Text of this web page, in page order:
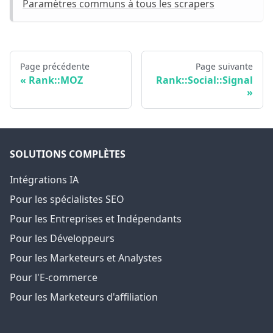
Paramètres communs à tous les scrapers
Page précédente
Rank::MOZ
Page suivante
Rank::Social::Signal
SOLUTIONS COMPLÈTES
Intégrations IA
Pour les spécialistes SEO
Pour les Entreprises et Indépendants
Pour les Développeurs
Pour les Marketeurs et Analystes
Pour l'E-commerce
Pour les Marketeurs d'affiliation